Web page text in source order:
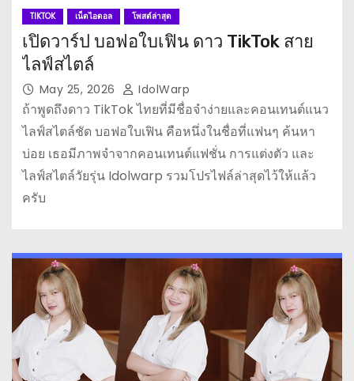
TIKTOK เน็ตไอดอล โพสต์ล่าสุด
เปิดวาร์ป บอฟอใบเฟิน ดาว TikTok สาย
ไลฟ์สไตล์
May 25, 2026 IdolWarp
ถ้าพูดถึงดาว TikTok ไทยที่มีชื่อจำง่ายและคอนเทนต์แนว
ไลฟ์สไตล์ชัด บอฟอใบเฟิน คือหนึ่งในชื่อที่แฟนๆ ค้นหา
บ่อย เธอมีภาพจำจากคอนเทนต์แฟชั่น การแต่งตัว และ
ไลฟ์สไตล์วัยรุ่น Idolwarp รวมโปรไฟล์ล่าสุดไว้ให้แล้ว
ครับ